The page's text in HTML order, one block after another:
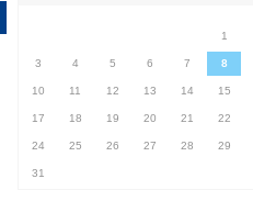
1
3 4 5 6 7 8
10 11 12 13 14 15
17 18 19 20 21 22
24 25 26 27 28 29
31